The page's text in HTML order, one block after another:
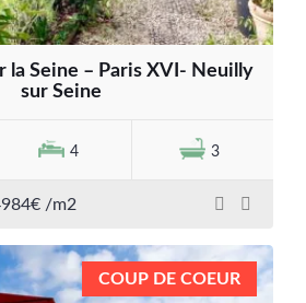
la Seine – Paris XVI- Neuilly
sur Seine
4 3
/m2
COUP DE COEUR